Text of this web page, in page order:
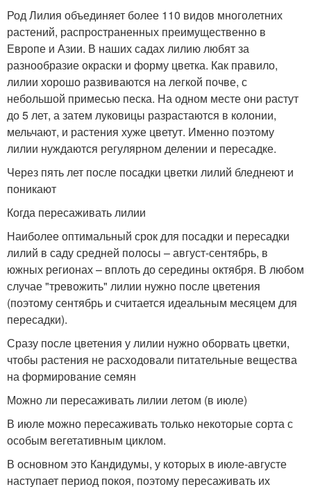
Род Лилия объединяет более 110 видов многолетних
растений, распространенных преимущественно в
Европе и Азии. В наших садах лилию любят за
разнообразие окраски и форму цветка. Как правило,
лилии хорошо развиваются на легкой почве, с
небольшой примесью песка. На одном месте они растут
до 5 лет, а затем луковицы разрастаются в колонии,
мельчают, и растения хуже цветут. Именно поэтому
лилии нуждаются регулярном делении и пересадке.
Через пять лет после посадки цветки лилий бледнеют и
поникают
Когда пересаживать лилии
Наиболее оптимальный срок для посадки и пересадки
лилий в саду средней полосы – август-сентябрь, в
южных регионах – вплоть до середины октября. В любом
случае "тревожить" лилии нужно после цветения
(поэтому сентябрь и считается идеальным месяцем для
пересадки).
Сразу после цветения у лилии нужно оборвать цветки,
чтобы растения не расходовали питательные вещества
на формирование семян
Можно ли пересаживать лилии летом (в июле)
В июле можно пересаживать только некоторые сорта с
особым вегетативным циклом.
В основном это Кандидумы, у которых в июле-августе
наступает период покоя, поэтому пересаживать их